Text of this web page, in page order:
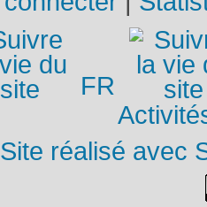
FR
Site réalisé avec